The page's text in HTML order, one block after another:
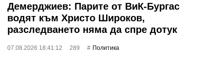
Демерджиев: Парите от ВиК-Бургас
водят към Христо Широков,
разследването няма да спре дотук
07.08.2026 18:41:12 289 Политика